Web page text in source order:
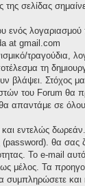
της σελίδας
ενός
at gmail.com
τραγούδια,
τη
βλάψει. Στόχος
του Forum
απαντάμε σε
και εντελώς
θα σας
Το e-mail
μέλος. Τα
και